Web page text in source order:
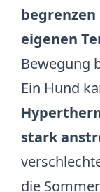
begrenzen
eigenen
Bewegung
Ein Hund
stark
die